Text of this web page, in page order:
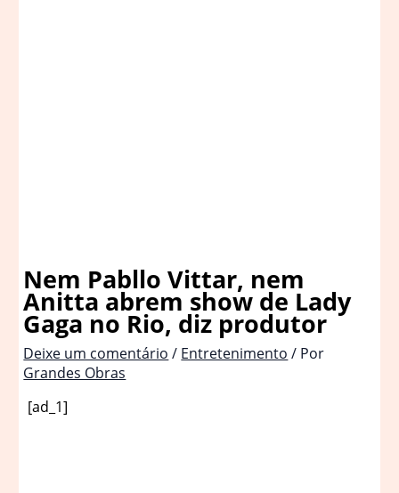
Nem Pabllo Vittar, nem
Anitta abrem show de Lady
Gaga no Rio, diz produtor
Deixe um comentário / Entretenimento / Por
Grandes Obras
[ad_1]